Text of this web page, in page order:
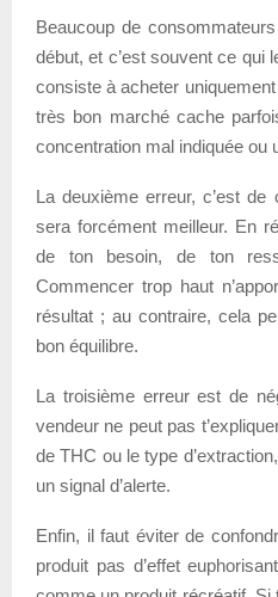
Beaucoup de
début, et c’est souvent ce qui
consiste à acheter
très bon marché cache
concentration mal indiquée ou
La deuxième erreur, c’est de
sera forcément meilleur. En
de ton besoin, de ton
Commencer trop haut
résultat ; au contraire, cela
bon équilibre.
La troisième erreur est de
vendeur ne peut pas
de THC ou le type
un signal d’alerte.
Enfin, il faut éviter de
produit pas d’effet